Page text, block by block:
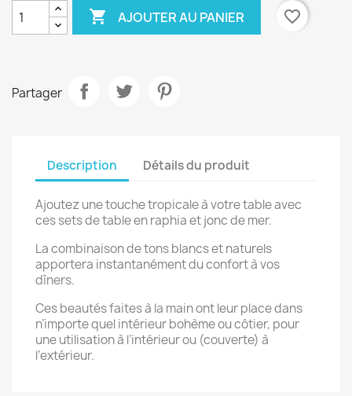
 AJOUTER AU PANIER favorite_border
Partager
Description Détails du produit
Ajoutez une touche tropicale à votre table avec
ces sets de table en raphia et jonc de mer.
La combinaison de tons blancs et naturels
apportera instantanément du confort à vos
dîners.
Ces beautés faites à la main ont leur place dans
n’importe quel intérieur bohème ou côtier, pour
une utilisation à l’intérieur ou (couverte) à
l’extérieur.